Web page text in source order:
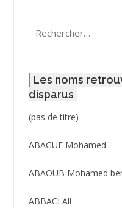
Rechercher :
Les noms
disparus
(pas de titre)Post
3416
ABAGUE Mohamed
ABAOUB Mohamed
ABBACI Ali